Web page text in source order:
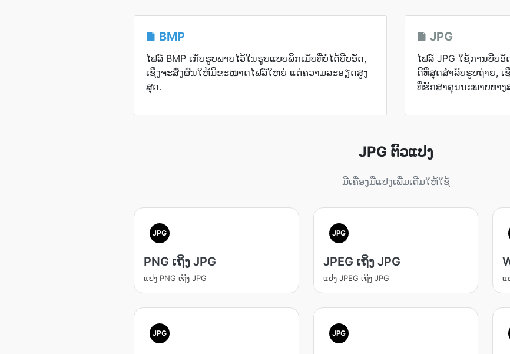
BMP
ໄຟລ໌ BMP ເກັບ​ຮູບພາບ​ໄວ້​ໃນ​ຮູບແບບ​ພິກເມັບ​ທີ່​ບໍ່​ໄດ້​ບີບອັດ,
ເຊິ່ງ​ຈະ​ສົ່ງ​ຜົນ​ໃຫ້​ມີ​ຂະໜາດ​ໄຟລ໌​ໃຫຍ່ ແຕ່​ຄວາມ​ລະອຽດ​ສູງ​
ສຸດ.
JPG
ໄຟລ໌ JPG ໃຊ້ການບີບ
ດີທີ່ສຸດສຳລັບຮູບຖ່າຍ,
ທີ່ຮັກສາຄຸນນະພາບທາງ
JPG ຕົວແປງ
ມີເຄື່ອງມືແປງເພີ່ມເຕີມໃຫ້ໃຊ້
JPG
PNG ເຖິງ JPG
ແປງ PNG ເຖິງ JPG
JPG
JPEG ເຖິງ JPG
ແປງ JPEG ເຖິງ JPG ແ
JPG JPG